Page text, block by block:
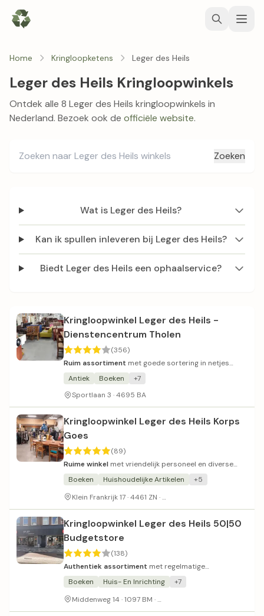
Home Kringloopketens Leger des Heils
Leger des Heils Kringloopwinkels
Ontdek alle 8 Leger des Heils kringloopwinkels in
Nederland. Bezoek ook de officiële website.
Zoeken
Wat is Leger des Heils?
Kan ik spullen inleveren bij Leger des Heils?
Biedt Leger des Heils een ophaalservice?
Kringloopwinkel Leger des Heils -
Dienstencentrum Tholen
(356)
Ruim assortiment met goede sortering in netjes
ingerichte winkel.
Antiek Boeken
+7
Sportlaan 3 · 4695 BA
Kringloopwinkel Leger des Heils Korps
Goes
(89)
Ruime winkel met vriendelijk personeel en diverse
vondsten.
Boeken Huishoudelijke Artikelen
+5
Klein Frankrijk 17 · 4461 ZN ·
Kringloopwinkel Leger des Heils 50|50
Budgetstore
(138)
Authentiek assortiment met regelmatige
seizoensuitverkopen.
Boeken Huis- En Inrichting
+7
Middenweg 14 · 1097 BM ·